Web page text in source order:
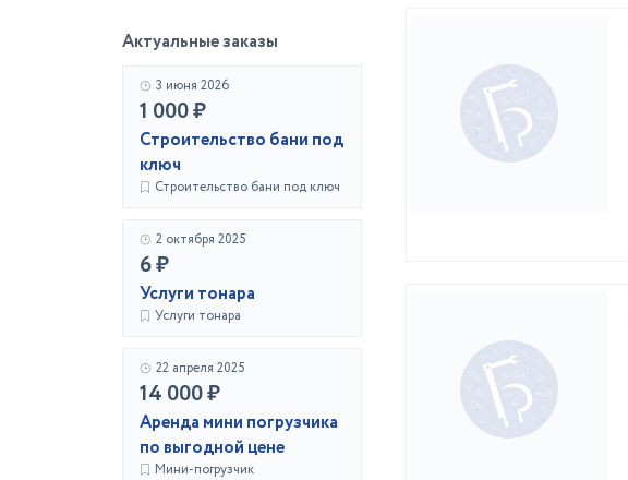
Актуальные заказы
3 июня 2026
1 000 ₽
Строительство бани под
ключ
Строительство бани под ключ
2 октября 2025
6 ₽
Услуги тонара
Услуги тонара
22 апреля 2025
14 000 ₽
Аренда мини погрузчика
по выгодной цене
Мини-погрузчик